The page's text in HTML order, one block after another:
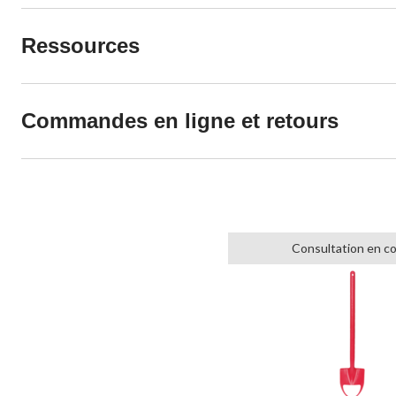
Ressources
Commandes en ligne et retours
Consultation en